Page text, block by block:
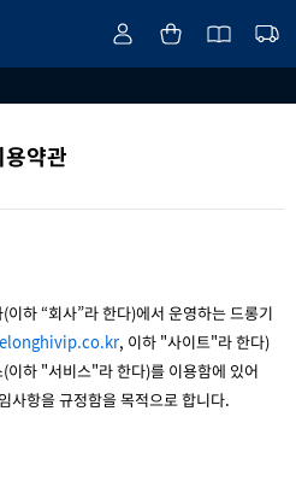
용약관
하 “회사”라 한다)에서 운영하는 드롱기
, 이하 "사이트"라 한다)
이하 "서비스"라 한다)를 이용함에 있어
사항을 규정함을 목적으로 합니다.